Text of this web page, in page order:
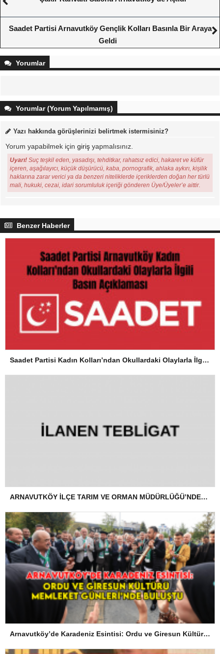
Saadet Partisi Arnavutköy Gençlik Kolları Basınla Bir Araya
Geldi
Yorumlar
Yorumlar (Yorum Yapılmamış)
Yazı hakkında görüşlerinizi belirtmek istermisiniz?
Yorum yapabilmek için giriş yapmalısınız.
Uyarı! Suç teşkil eden, yasadışı, tehditkar, rahatsız edici, hakaret ve küfür
içeren, aşağılayıcı, küçük düşürücü, kaba, pornografik, ahlaka aykırı, kişilik
haklarına zarar verici ya da benzeri niteliklerde içeriklerden doğan her türlü
mali, hukuki, cezai, idari sorumluluk içeriği gönderen Üye/Üyeler’e aittir.
Benzer Haberler
Saadet Partisi Kadın Kolları’ndan Okullardaki Olaylarla İlgili Basın Açıklaması
ARNAVUTKÖY İLÇE TARIM VE ORMAN MÜDÜRLÜĞÜ’NDEN İLANEN TEBLİGAT
Arnavutköy’de Karadeniz Esintisi: Ordu ve Giresun Kültürü Memleket Günleri’nde Buluştu